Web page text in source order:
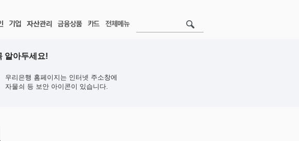
알아두세요!
우리은행 홈페이지는 인터넷 주소창에
자물쇠 등 보안 아이콘이 있습니다.